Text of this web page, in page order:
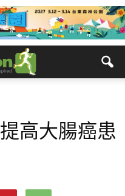
高大腸癌患